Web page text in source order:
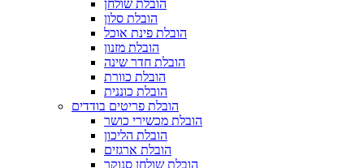
הובלת שולחן
הובלת סלון
הובלת פינת אוכל
הובלת מזנון
הובלת חדר שינה
הובלת כוורת
הובלת כוננית
הובלת פריטים בודדים
הובלת מכשירי כושר
הובלת הליכון
הובלת ארגזים
הובלת שולחן סנוקר